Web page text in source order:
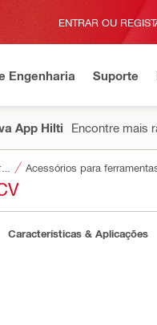
ENTRAR OU
Engenharia Suporte
App Hilti Encontre mais
Acessórios para ferramentas Acessórios para
Características & Aplicações